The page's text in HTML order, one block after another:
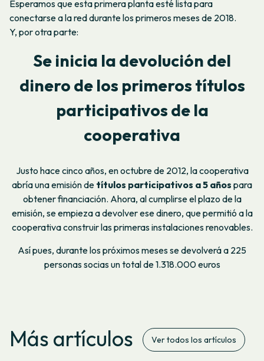
Esperamos que esta primera planta esté lista para
conectarse a la red durante los primeros meses de 2018.
Y, por otra parte:
Se inicia la devolución del
dinero de los primeros títulos
participativos de la
cooperativa
Justo hace cinco años, en octubre de 2012, la cooperativa
abría una emisión de títulos participativos a 5 años para
obtener financiación. Ahora, al cumplirse el plazo de la
emisión, se empieza a devolver ese dinero, que permitió a la
cooperativa construir las primeras instalaciones renovables.
Así pues, durante los próximos meses se devolverá a 225
personas socias un total de 1.318.000 euros
Más artículos Ver todos los artículos